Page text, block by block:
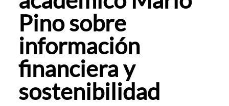
Admisión
ALUMNI
Pino sobre
información
financiera y
sostenibilidad